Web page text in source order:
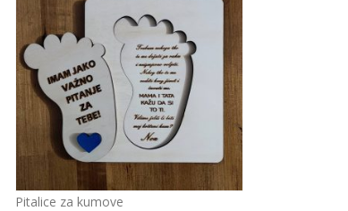
Pitalice za kumove